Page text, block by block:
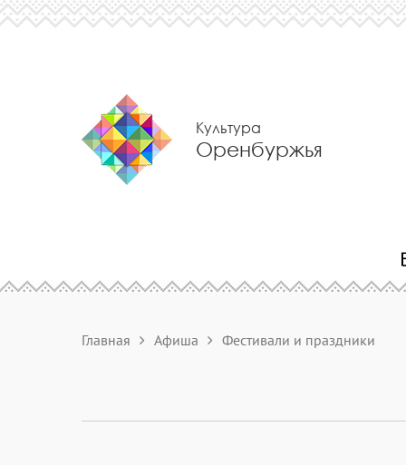
Культура
Оренбуржья
Главная Афиша Фестивали и праздники